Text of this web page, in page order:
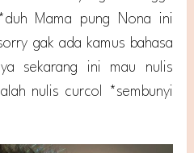
Mama pung Nona ini
gak ada kamus bahasa
sekarang ini mau nulis
nulis curcol *sembunyi